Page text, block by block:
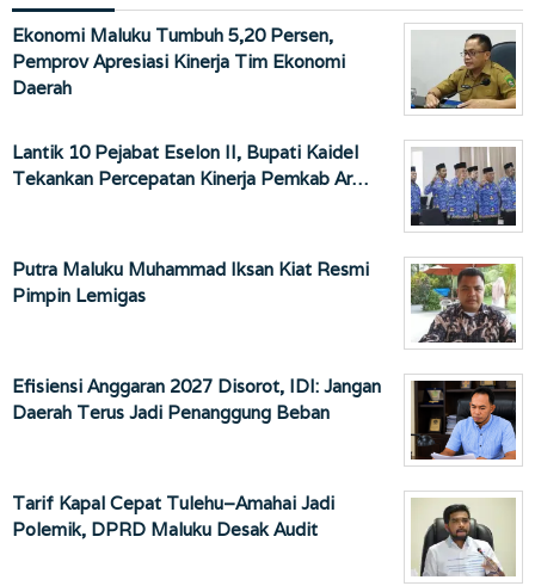
Ekonomi Maluku Tumbuh 5,20 Persen,
Pemprov Apresiasi Kinerja Tim Ekonomi
Daerah
Lantik 10 Pejabat Eselon II, Bupati Kaidel
Tekankan Percepatan Kinerja Pemkab Ar…
Putra Maluku Muhammad Iksan Kiat Resmi
Pimpin Lemigas
Efisiensi Anggaran 2027 Disorot, IDI: Jangan
Daerah Terus Jadi Penanggung Beban
Tarif Kapal Cepat Tulehu–Amahai Jadi
Polemik, DPRD Maluku Desak Audit